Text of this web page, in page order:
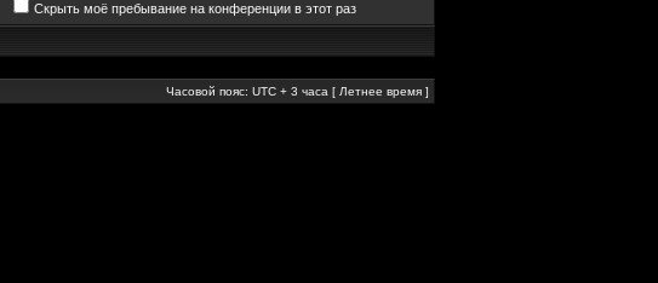
Скрыть моё пребывание на конференции в этот раз
Часовой пояс: UTC + 3 часа [ Летнее время ]